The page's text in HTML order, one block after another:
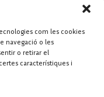
com les cookies
navegació o les
o retirar el
característiques i